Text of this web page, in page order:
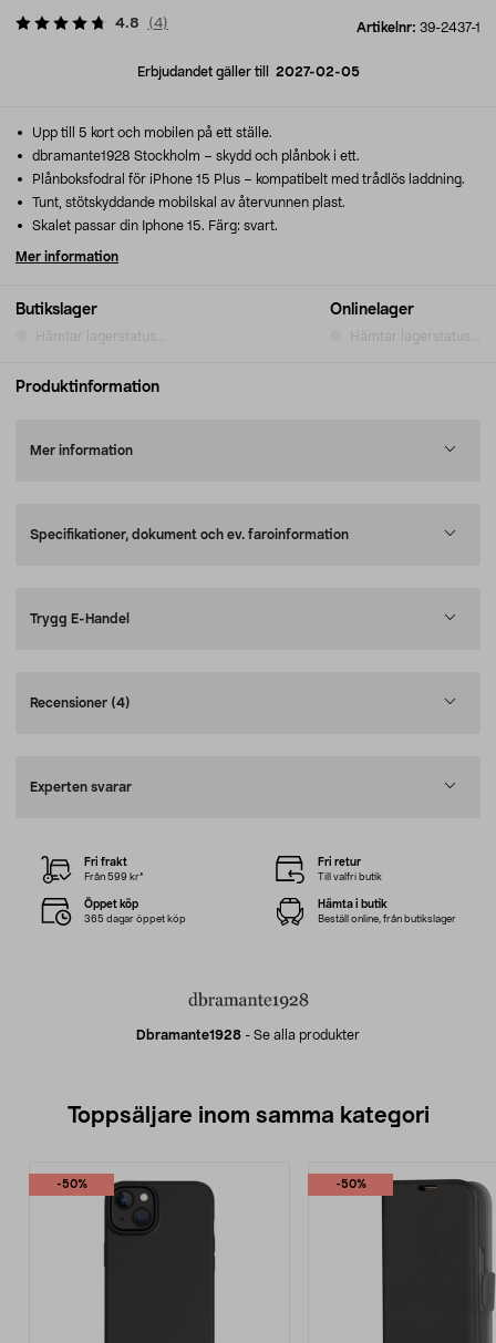
Artikelnr: 39-2437-1
4.8 (4)
Erbjudandet gäller till 2027-02-05
Butikslager
Hämtar lagerstatus...
Onlinelager
Hämtar lagerstatus...
Upp till 5 kort och mobilen på ett ställe.
dbramante1928 Stockholm – skydd och plånbok i ett.
Plånboksfodral för iPhone 15 Plus – kompatibelt med trådlös laddning.
Tunt, stötskyddande mobilskal av återvunnen plast.
Skalet passar din Iphone 15. Färg: svart.
Mer information
Produktinformation
Mer information
Specifikationer, dokument och ev. faroinformation
Trygg E-Handel
Recensioner (4)
Experten svarar
Dbramante1928 - Se alla produkter
Fri frakt
Från 599 kr*
Fri retur
Till valfri butik
Öppet köp
365 dagar öppet köp
Hämta i butik
Beställ online, från butikslager
Toppsäljare inom samma kategori
-50% -50%